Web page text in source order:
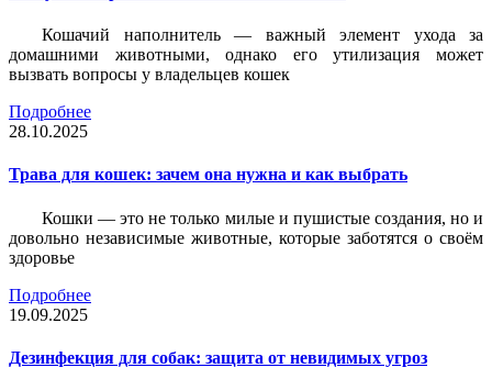
Кошачий наполнитель — важный элемент ухода за
домашними животными, однако его утилизация может
вызвать вопросы у владельцев кошек
Подробнее
28.10.2025
Трава для кошек: зачем она нужна и как выбрать
Кошки — это не только милые и пушистые создания, но и
довольно независимые животные, которые заботятся о своём
здоровье
Подробнее
19.09.2025
Дезинфекция для собак: защита от невидимых угроз